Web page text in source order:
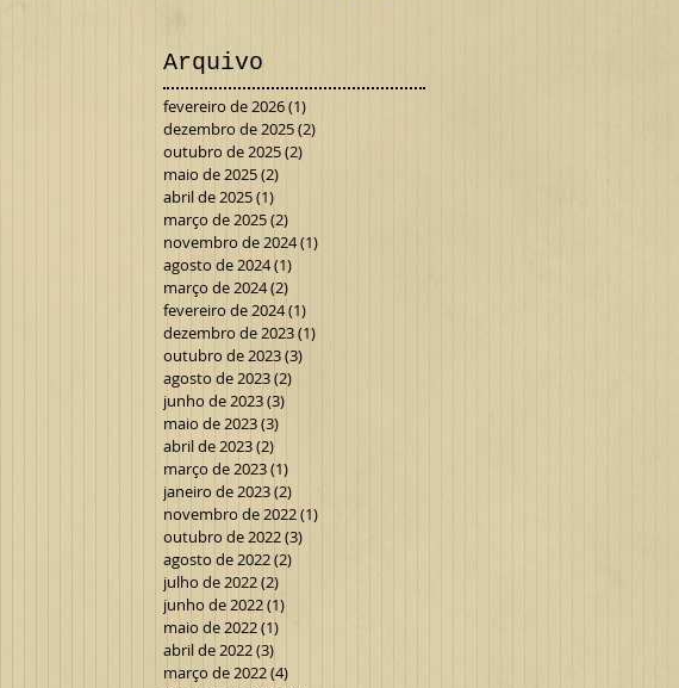
Arquivo
fevereiro de 2026(1)
dezembro de 2025(2)
outubro de 2025(2)
maio de 2025(2)
abril de 2025(1)
março de 2025(2)
novembro de 2024(1)
agosto de 2024(1)
março de 2024(2)
fevereiro de 2024(1)
dezembro de 2023(1)
outubro de 2023(3)
agosto de 2023(2)
junho de 2023(3)
maio de 2023(3)
abril de 2023(2)
março de 2023(1)
janeiro de 2023(2)
novembro de 2022(1)
outubro de 2022(3)
agosto de 2022(2)
julho de 2022(2)
junho de 2022(1)
maio de 2022(1)
abril de 2022(3)
março de 2022(4)